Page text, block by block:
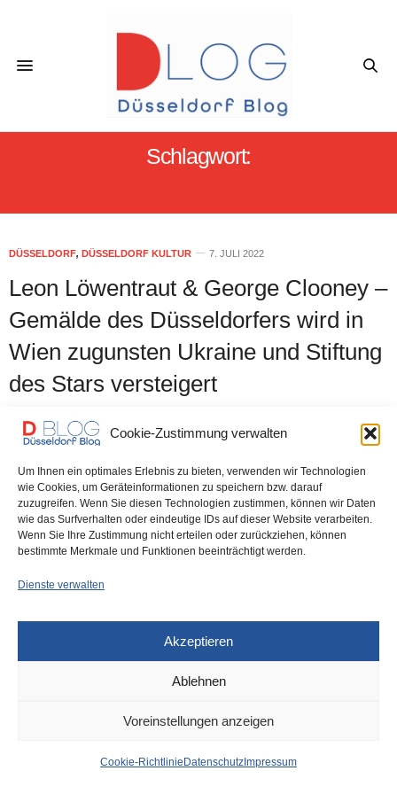
Cookie-Zustimmung verwalten
Um Ihnen ein optimales Erlebnis zu bieten, verwenden wir Technologien
wie Cookies, um Geräteinformationen zu speichern bzw. darauf
zuzugreifen. Wenn Sie diesen Technologien zustimmen, können wir Daten
wie das Surfverhalten oder eindeutige IDs auf dieser Website verarbeiten.
Wenn Sie Ihre Zustimmung nicht erteilen oder zurückziehen, können
bestimmte Merkmale und Funktionen beeinträchtigt werden.
Dienste verwalten
Akzeptieren
Ablehnen
Voreinstellungen anzeigen
Cookie-Richtlinie Datenschutz Impressum
Schlagwort:
DÜSSELDORF, DÜSSELDORF KULTUR 7. JULI 2022
Leon Löwentraut & George Clooney –
Gemälde des Düsseldorfers wird in
Wien zugunsten Ukraine und Stiftung
des Stars versteigert
Der 24-jährige Düsseldorfer Leon Löwentraut mit Hollywood-Star
George Clooney – die Hälfte des Auktionserlöses geht…
0 SHARES
IMPRESSUM